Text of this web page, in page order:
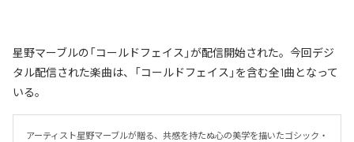
星野マーブルの「コールドフェイス」が配信開始された。今回デジ
タル配信された楽曲は、「コールドフェイス」を含む全1曲となって
いる。
アーティスト星野マーブルが贈る、共感を持たぬ心の美学を描いたゴシック・